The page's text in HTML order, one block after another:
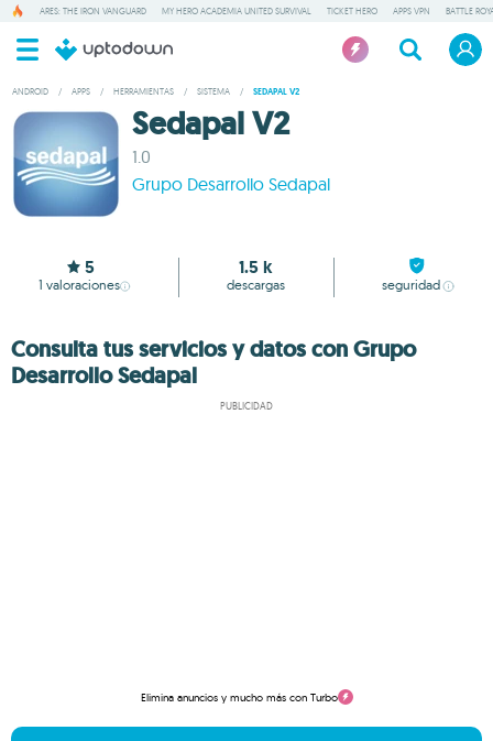
ARES: THE IRON VANGUARD MY HERO ACADEMIA UNITED SURVIVAL TICKET HERO APPS VPN BATTLE
ANDROID / APPS / HERRAMIENTAS / SISTEMA / SEDAPAL V2
Sedapal V2
1.0
Grupo Desarrollo Sedapal
5
1 valoraciones
1.5 k
descargas seguridad
Consulta tus servicios y datos con Grupo
Desarrollo Sedapal
PUBLICIDAD
Elimina anuncios y mucho más con Turbo